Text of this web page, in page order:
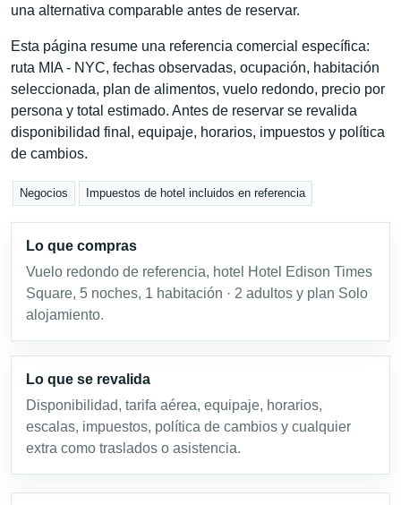
una alternativa comparable antes de reservar.
Esta página resume una referencia comercial específica:
ruta MIA - NYC, fechas observadas, ocupación, habitación
seleccionada, plan de alimentos, vuelo redondo, precio por
persona y total estimado. Antes de reservar se revalida
disponibilidad final, equipaje, horarios, impuestos y política
de cambios.
Negocios Impuestos de hotel incluidos en referencia
Lo que compras
Vuelo redondo de referencia, hotel Hotel Edison Times
Square, 5 noches, 1 habitación · 2 adultos y plan Solo
alojamiento.
Lo que se revalida
Disponibilidad, tarifa aérea, equipaje, horarios,
escalas, impuestos, política de cambios y cualquier
extra como traslados o asistencia.